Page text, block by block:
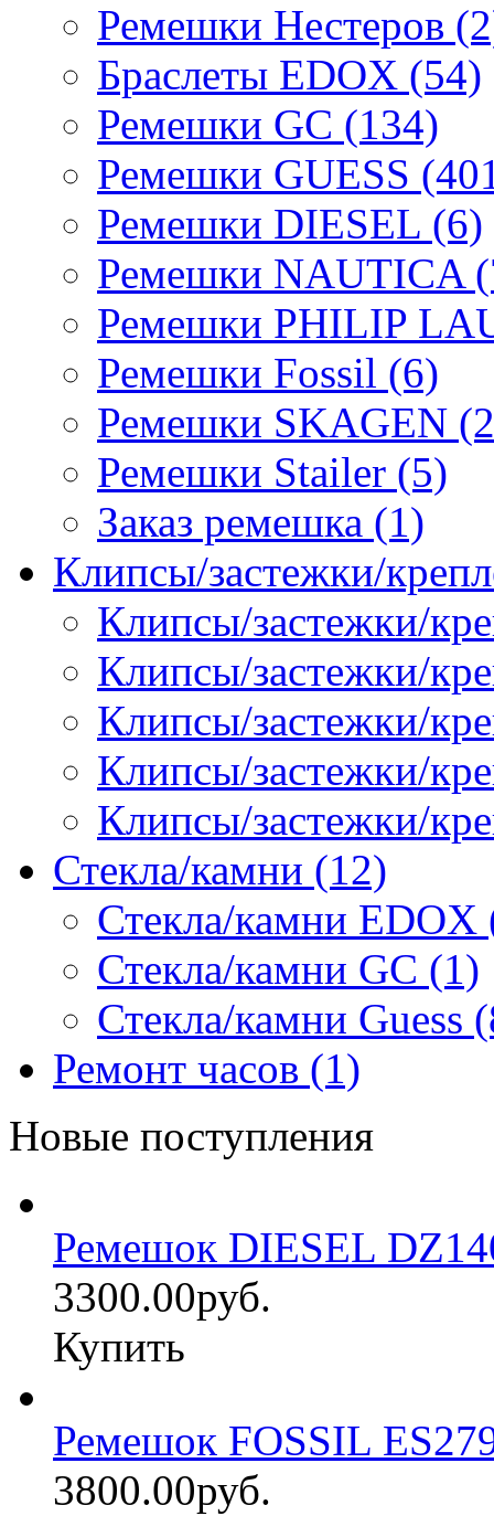
Ремешки Нестеров
Браслеты EDOX (54)
Ремешки GC (134)
Ремешки GUESS
Ремешки DIESEL (6)
Ремешки NAUTICA
Ремешки PHILIP
Ремешки Fossil (6)
Ремешки SKAGEN
Ремешки Stailer (5)
Заказ ремешка (1)
Клипсы/застежки/
Клипсы/застежки/
Клипсы/застежки/
Клипсы/застежки/
Клипсы/застежки/
Клипсы/застежки/
Стекла/камни (12)
Стекла/камни EDOX
Стекла/камни GC (1)
Стекла/камни Guess
Ремонт часов (1)
Новые поступления
Ремешок DIESEL
3300.00руб.
Купить
Ремешок FOSSIL
3800.00руб.